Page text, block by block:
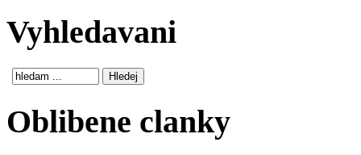
Vyhledavani
Oblibene clanky